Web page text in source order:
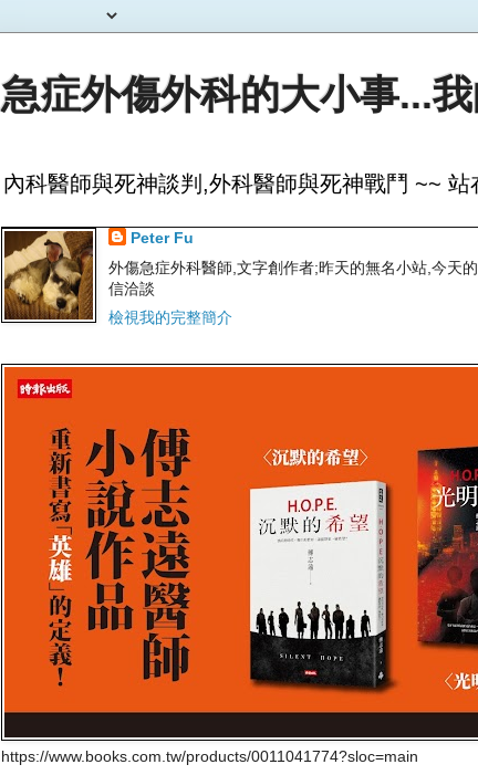
急症外傷外科的大小事...
內科醫師與死神談判,外科醫師與死神戰鬥 ~~
Peter Fu
外傷急症外科醫師,文字創作者;昨天的無名小站,今天
信洽談
檢視我的完整簡介
https://www.books.com.tw/products/0011041774?sloc=main